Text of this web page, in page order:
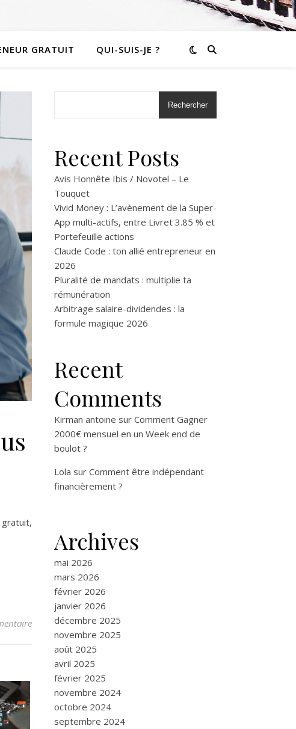
GRATUIT QUI-SUIS-JE ?
Rechercher
Recent Posts
Avis Honnête Ibis / Novotel – Le
Touquet
Vivid Money : L’avènement de la Super-
App multi-actifs, entre Livret 3.85 % et
Portefeuille actions
Claude Code : ton allié entrepreneur en
2026
Pluralité de mandats : multiplie ta
rémunération
Arbitrage salaire-dividendes : la
formule magique 2026
Recent
Comments
Kirman antoine sur Comment Gagner
2000€ mensuel en un Week end de
boulot ?
Lola sur Comment être indépendant
financièrement ?
Archives
mai 2026
mars 2026
février 2026
janvier 2026
décembre 2025
novembre 2025
août 2025
avril 2025
février 2025
novembre 2024
octobre 2024
septembre 2024